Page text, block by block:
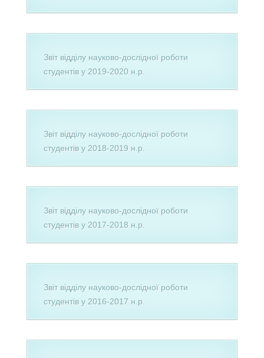
Звіт відділу науково-дослідної роботи
студентів у 2019-2020 н.р.
Звіт відділу науково-дослідної роботи
студентів у 2018-2019 н.р.
Звіт відділу науково-дослідної роботи
студентів у 2017-2018 н.р.
Звіт відділу науково-дослідної роботи
студентів у 2016-2017 н.р.